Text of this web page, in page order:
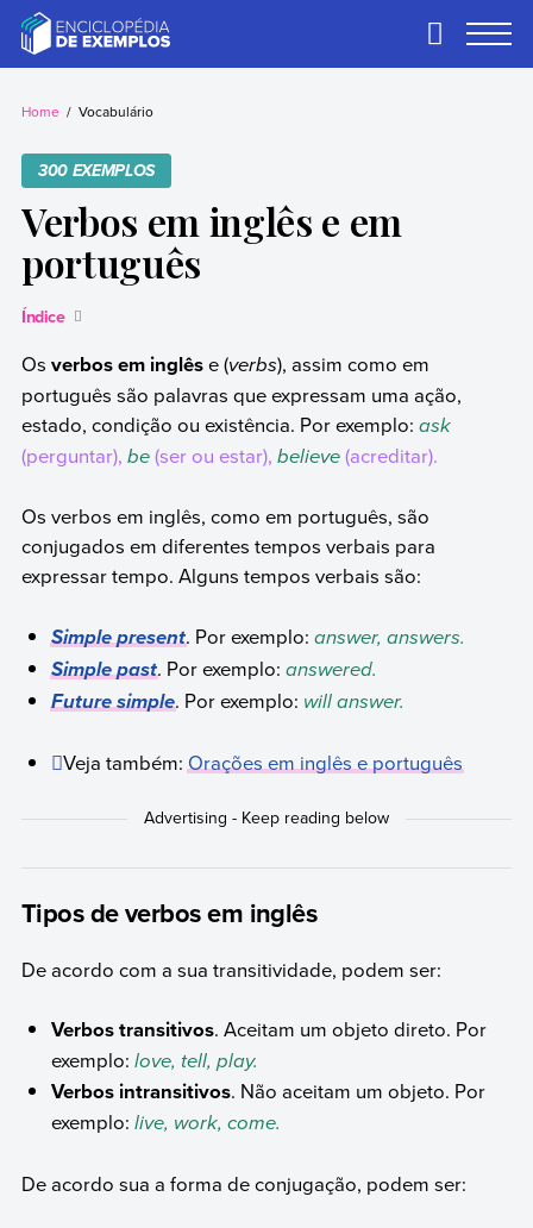
contentExemplos
Precisa de
temos.
Primary
Home Vocabulário
300 EXEMPLOS
Verbos em inglês e em
português
Índice
Os verbos em inglêse (verbs), assim como em
português são palavras que expressam uma ação,
estado, condição ou existência. Por exemplo: ask
(perguntar), be(ser ou estar), believe(acreditar).
Os verbos em inglês, como em português, são
conjugados em diferentes tempos verbais para
expressar tempo. Alguns tempos verbais são:
Simple present. Por exemplo: answer, answers.
Simple past. Por exemplo: answered.
Future simple. Por exemplo: will answer.
Veja também:Orações em inglês e português
Tipos de verbos em inglês
De acordo com a sua transitividade, podem ser:
Verbos transitivos. Aceitam um objeto direto. Por
exemplo: love, tell, play.
Verbos intransitivos. Não aceitam um objeto. Por
exemplo:live, work, come.
De acordo sua a forma de conjugação, podem ser: